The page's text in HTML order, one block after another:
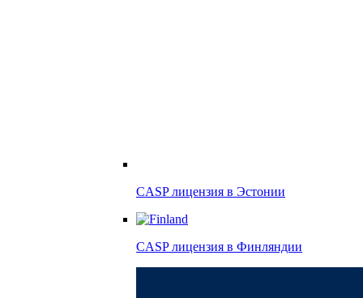
CASP лицензия в Эстонии
CASP лицензия в Финляндии